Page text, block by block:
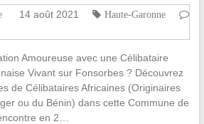
14 août 2021
Haute-Garonne
Amoureuse avec une Célibataire
Vivant sur Fonsorbes ? Découvrez
de Célibataires Africaines (Originaires
ou du Bénin) dans cette Commune de
en 2…